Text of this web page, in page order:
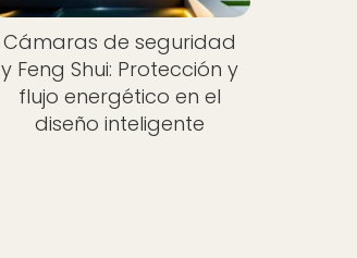
Cámaras de seguridad
y Feng Shui: Protección y
flujo energético en el
diseño inteligente